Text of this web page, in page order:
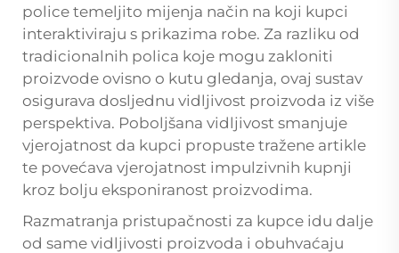
police temeljito mijenja način na koji kupci
interaktiviraju s prikazima robe. Za razliku od
tradicionalnih polica koje mogu zakloniti
proizvode ovisno o kutu gledanja, ovaj sustav
osigurava dosljednu vidljivost proizvoda iz više
perspektiva. Poboljšana vidljivost smanjuje
vjerojatnost da kupci propuste tražene artikle
te povećava vjerojatnost impulzivnih kupnji
kroz bolju eksponiranost proizvodima.
Razmatranja pristupačnosti za kupce idu dalje
od same vidljivosti proizvoda i obuhvaćaju